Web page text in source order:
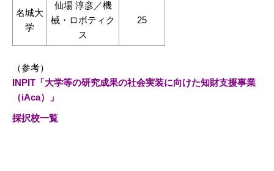
名城大
学
仙場 淳彦／機
械・ロボティク
ス
25
（参考）
INPIT「大学等の研究成果の社会実装に向けた知財支援事業
（iAca）」
採択校一覧